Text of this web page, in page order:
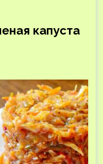
капуста